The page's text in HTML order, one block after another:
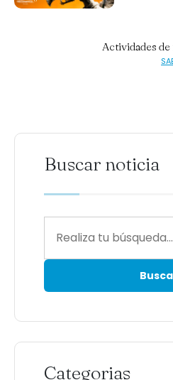
Actividades
Buscar noticia
Categorias